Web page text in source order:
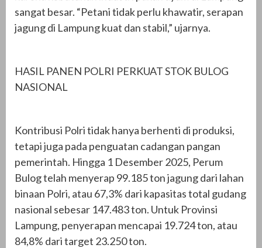
sangat besar. “Petani tidak perlu khawatir, serapan
jagung di Lampung kuat dan stabil,” ujarnya.
HASIL PANEN POLRI PERKUAT STOK BULOG
NASIONAL
Kontribusi Polri tidak hanya berhenti di produksi,
tetapi juga pada penguatan cadangan pangan
pemerintah. Hingga 1 Desember 2025, Perum
Bulog telah menyerap 99.185 ton jagung dari lahan
binaan Polri, atau 67,3% dari kapasitas total gudang
nasional sebesar 147.483 ton. Untuk Provinsi
Lampung, penyerapan mencapai 19.724 ton, atau
84,8% dari target 23.250 ton.